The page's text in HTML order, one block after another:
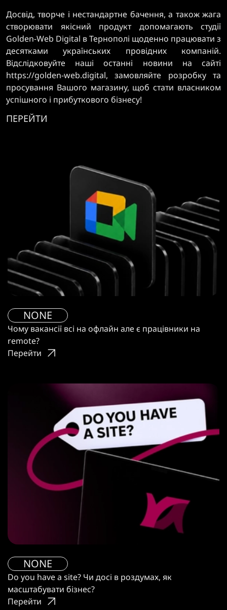
Досвід, творче і нестандартне бачення, а також жага
створювати якісний продукт допомагають студії
Golden-Web Digital в Тернополі щоденно працювати з
десятками українських провідних компаній.
Відслідковуйте наші останні новини на сайті
https://golden-web.digital, замовляйте розробку та
просування Вашого магазину, щоб стати власником
успішного і прибуткового бізнесу!
ПЕРЕЙТИ
NONE
Чому вакансії всі на офлайн але є працівники на
remote?
Перейти
NONE
Do you have a site? Чи досі в роздумах, як
масштабувати бізнес?
Перейти